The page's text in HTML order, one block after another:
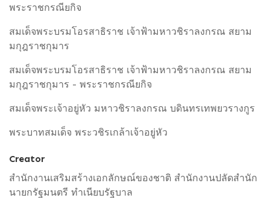
พระราชกรณียกิจ
สมเด็จพระบรมโอรสาธิราช เจ้าฟ้ามหาวชิราลงกรณ สยาม
มกุฎราชกุมาร
สมเด็จพระบรมโอรสาธิราช เจ้าฟ้ามหาวชิราลงกรณ สยาม
มกุฎราชกุมาร - พระราชกรณียกิจ
สมเด็จพระเจ้าอยู่หัว มหาวชิราลงกรณ บดินทรเทพยวรางกูร
พระบาทสมเด็จ พระวชิรเกล้าเจ้าอยู่หัว
Creator
สำนักงานเสริมสร้างเอกลักษณ์ของชาติ สำนักงานปลัดสำนัก
นายกรัฐมนตรี ทำเนียบรัฐบาล